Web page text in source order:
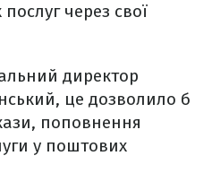
через свої
директор
це дозволило б
поповнення
у поштових